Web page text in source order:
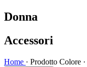
Donna
Accessori
Home · Prodotto Colore ·